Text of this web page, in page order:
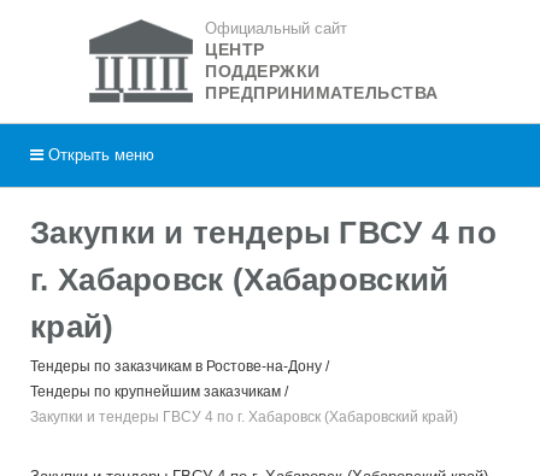
Официальный сайт
ЦЕНТР
ПОДДЕРЖКИ
ПРЕДПРИНИМАТЕЛЬСТВА
Открыть меню
Закупки и тендеры ГВСУ 4 по
г. Хабаровск (Хабаровский
край)
Тендеры по заказчикам в Ростове-на-Дону
Тендеры по крупнейшим заказчикам
Закупки и тендеры ГВСУ 4 по г. Хабаровск (Хабаровский край)